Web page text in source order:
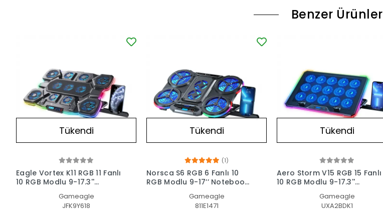
Benzer Ürünler
Tükendi
Eagle Vortex K11 RGB 11 Fanlı
10 RGB Modlu 9-17.3''
Laptop Soğutucu
Gameagle
JFK9Y618
Tükendi
(1)
Norsca S6 RGB 6 Fanlı 10
RGB Modlu 9-17’’ Notebook
Gameagle
811E1471
Tükendi
Aero Storm V15 RGB 15 Fanlı
10 RGB Modlu 9-17.3''
Laptop Soğutucu
Gameagle
UXA2BDK1